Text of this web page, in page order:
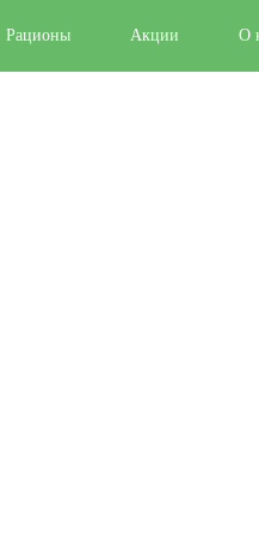
Рационы Акции О